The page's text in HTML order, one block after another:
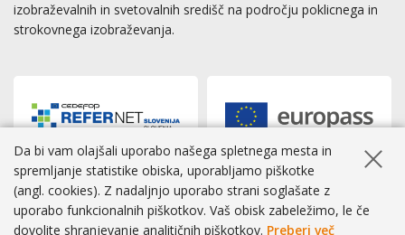
izobraževalnih in svetovalnih središč na področju poklicnega in
strokovnega izobraževanja.
Dostopnost|Zasebnost|Piškotki
Skrij
Da bi vam olajšali uporabo našega spletnega mesta in
spremljanje statistike obiska, uporabljamo piškotke
(angl. cookies). Z nadaljnjo uporabo strani soglašate z
uporabo funkcionalnih piškotkov. Vaš obisk zabeležimo, le če
dovolite shranjevanje analitičnih piškotkov. Preberi več